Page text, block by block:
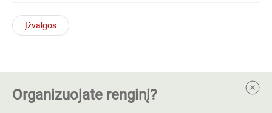
Įžvalgos
Organizuojate renginį?